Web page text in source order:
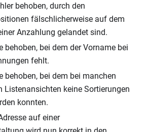
behoben, durch den
fälschlicherweise auf dem
Anzahlung gelandet sind.
behoben, bei dem der Vorname bei
fehlt.
behoben, bei dem bei manchen
Listenansichten keine Sortierungen
konnten.
auf einer